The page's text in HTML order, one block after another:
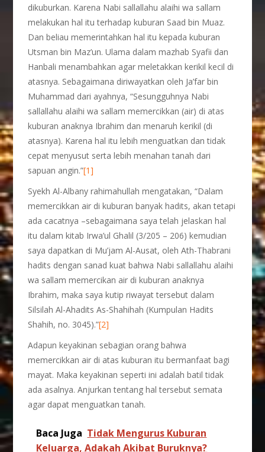
dikuburkan. Karena Nabi sallallahu alaihi wa sallam
melakukan hal itu terhadap kuburan Saad bin Muaz.
Dan beliau memerintahkan hal itu kepada kuburan
Utsman bin Maz’un. Ulama dalam mazhab Syafii dan
Hanbali menambahkan agar meletakkan kerikil kecil di
atasnya. Sebagaimana diriwayatkan oleh Ja’far bin
Muhammad dari ayahnya, “Sesungguhnya Nabi
sallallahu alaihi wa sallam memercikkan (air) di atas
kuburan anaknya Ibrahim dan menaruh kerikil (di
atasnya). Karena hal itu lebih menguatkan dan tidak
cepat menyusut serta lebih menahan tanah dari
sapuan angin.”[1]
Syekh Al-Albany rahimahullah mengatakan, “Dalam
memercikkan air di kuburan banyak hadits, akan tetapi
ada cacatnya –sebagaimana saya telah jelaskan hal
itu dalam kitab Irwa’ul Ghalil (3/205 – 206) kemudian
saya dapatkan di Mu’jam Al-Ausat, oleh Ath-Thabrani
hadits dengan sanad kuat bahwa Nabi sallallahu alaihi
wa sallam memercikan air di kuburan anaknya
Ibrahim, maka saya kutip riwayat tersebut dalam
Silsilah Al-Ahadits As-Shahihah (Kumpulan Hadits
Shahih, no. 3045).”[2]
Adapun keyakinan sebagian orang bahwa
memercikkan air di atas kuburan itu bermanfaat bagi
mayat. Maka keyakinan seperti ini adalah batil tidak
ada asalnya. Anjurkan tentang hal tersebut semata
agar dapat menguatkan tanah.
Baca Juga Tidak Mengurus Kuburan
Keluarga, Adakah Akibat Buruknya?